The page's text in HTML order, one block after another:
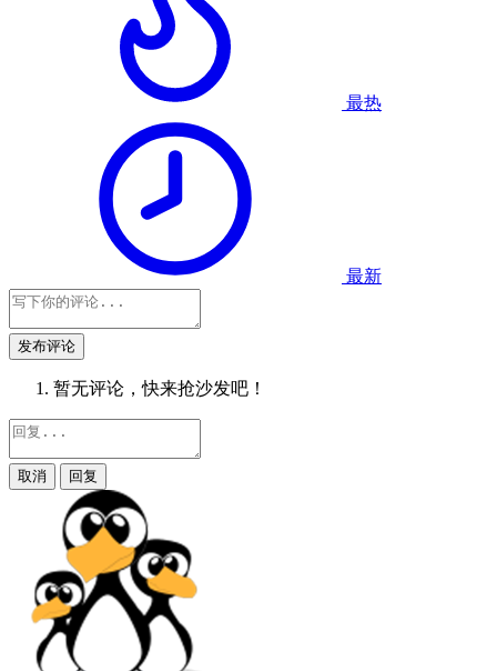
最热
最新
发布评论
暂无评论，快来抢沙发吧！
取消 回复